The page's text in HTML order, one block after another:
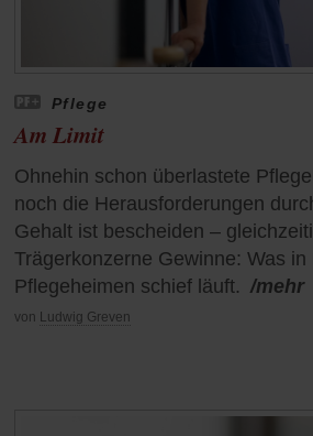
Pflege
Am Limit
Ohnehin schon überlastete
noch die Herausforderungen
Gehalt ist bescheiden –
Trägerkonzerne Gewinne: Was in
Pflegeheimen schief läuft. /mehr
von Ludwig Greven